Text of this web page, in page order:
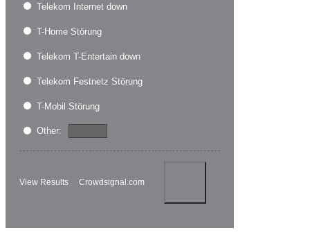
Telekom Internet down
T-Home Störung
Telekom T-Entertain down
Telekom Festnetz Störung
T-Mobil Störung
Other:
View Results Crowdsignal.com